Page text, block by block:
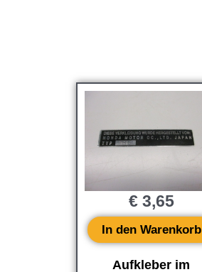
Aufkleber im
€3,65
In den Warenkorb